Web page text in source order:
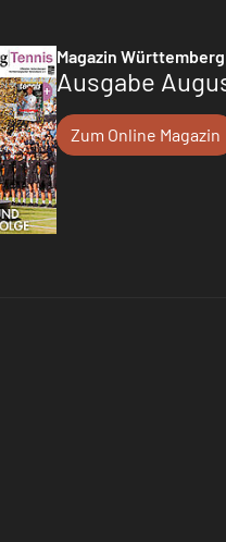
Magazin
Ausgabe
Zum Online Magazin